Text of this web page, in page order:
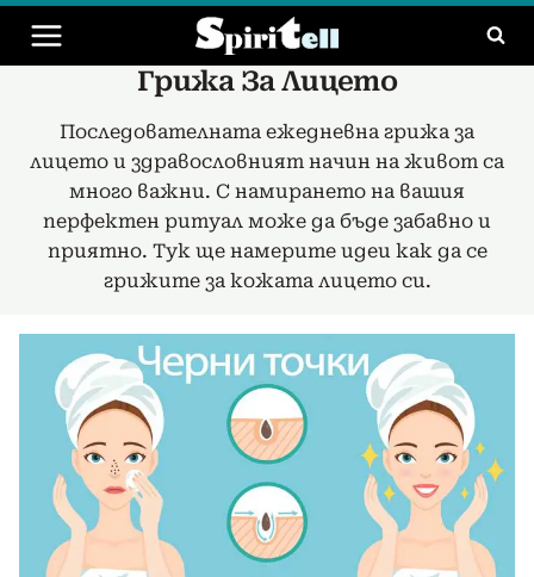
Към
съдържанието
Грижа За Лицето
Последователната ежедневна грижа за
лицето и здравословният начин на живот са
много важни. С намирането на вашия
перфектен ритуал може да бъде забавно и
приятно. Тук ще намерите идеи как да се
грижите за кожата лицето си.